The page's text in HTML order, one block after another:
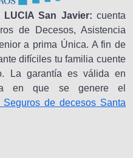
San Javier: cuenta
de Decesos, Asistencia
a prima Única. A fin de
difíciles tu familia cuente
La garantía es válida en
en que se genere el
Seguros de decesos Santa